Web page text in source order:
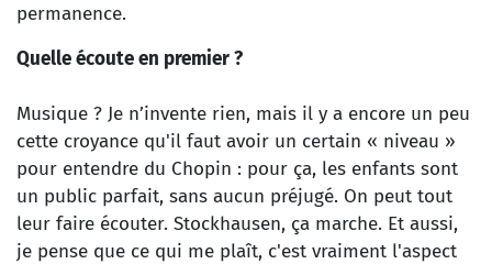
permanence.
Quelle écoute en premier ?
Musique ? Je n’invente rien, mais il y a encore un peu
cette croyance qu'il faut avoir un certain « niveau »
pour entendre du Chopin : pour ça, les enfants sont
un public parfait, sans aucun préjugé. On peut tout
leur faire écouter. Stockhausen, ça marche. Et aussi,
je pense que ce qui me plaît, c'est vraiment l'aspect